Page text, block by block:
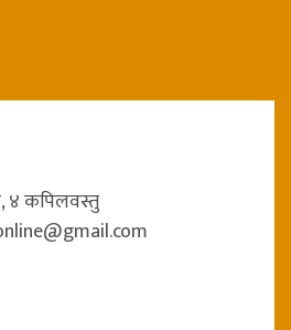
४ कपिलवस्तु